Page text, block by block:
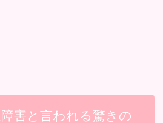
害と言われる驚きの